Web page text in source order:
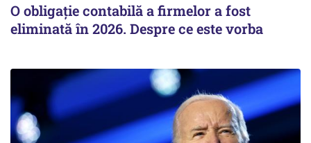
O obligație contabilă a firmelor a fost
eliminată în 2026. Despre ce este vorba